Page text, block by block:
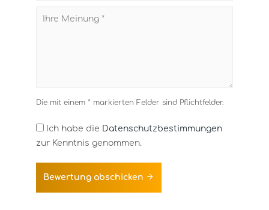
Die mit einem * markierten Felder sind Pflichtfelder.
Ich habe die Datenschutzbestimmungen
zur Kenntnis genommen.
Bewertung abschicken